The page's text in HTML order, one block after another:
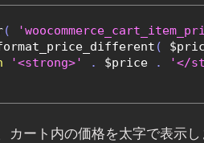
(
(
'<strong>' . $price .
'</
カート内の価格を太字で表示